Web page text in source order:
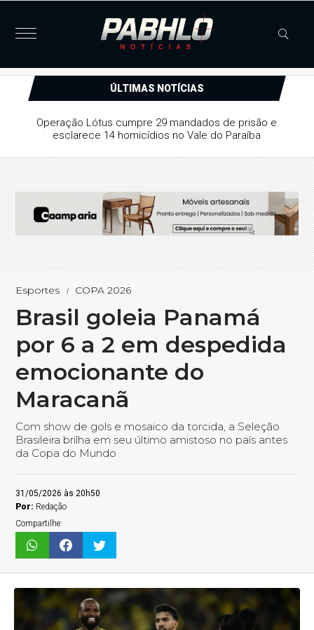
ÚLTIMAS NOTÍCIAS
Operação Lótus cumpre 29 mandados de prisão e
esclarece 14 homicídios no Vale do Paraíba
Esportes COPA 2026
Brasil goleia Panamá
por 6 a 2 em despedida
emocionante do
Maracanã
Com show de gols e mosaico da torcida, a Seleção
Brasileira brilha em seu último amistoso no país antes
da Copa do Mundo
31/05/2026 às 20h50
Por: Redação
Compartilhe: